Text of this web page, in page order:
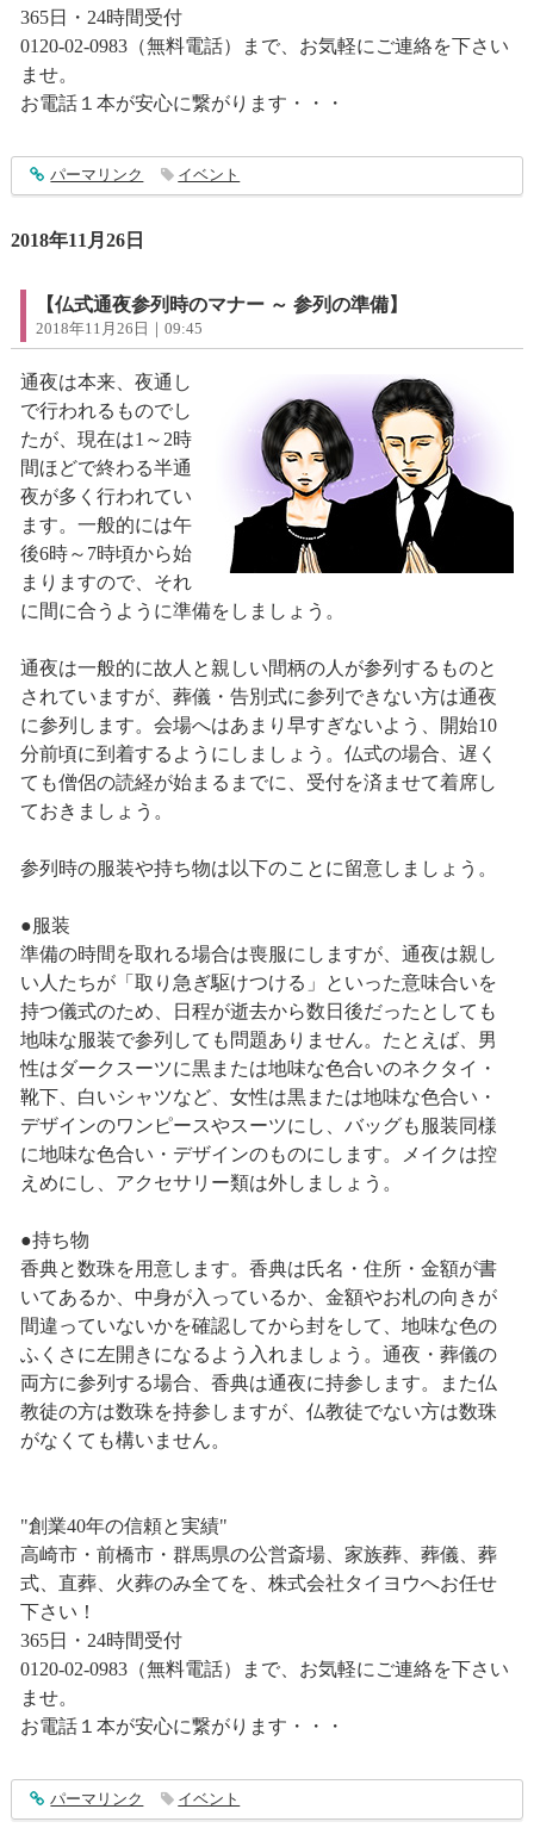
365日・24時間受付
0120-02-0983（無料電話）まで、お気軽にご連絡を下さい
ませ。
お電話１本が安心に繋がります・・・
entry1689
パーマリンク イベント
2018年11月26日
【仏式通夜参列時のマナー ～ 参列の準備】
2018年11月26日｜09:45
通夜は本来、夜通し
で行われるものでし
たが、現在は1～2時
間ほどで終わる半通
夜が多く行われてい
ます。一般的には午
後6時～7時頃から始
まりますので、それ
に間に合うように準備をしましょう。
通夜は一般的に故人と親しい間柄の人が参列するものと
されていますが、葬儀・告別式に参列できない方は通夜
に参列します。会場へはあまり早すぎないよう、開始10
分前頃に到着するようにしましょう。仏式の場合、遅く
ても僧侶の読経が始まるまでに、受付を済ませて着席し
ておきましょう。
参列時の服装や持ち物は以下のことに留意しましょう。
●服装
準備の時間を取れる場合は喪服にしますが、通夜は親し
い人たちが「取り急ぎ駆けつける」といった意味合いを
持つ儀式のため、日程が逝去から数日後だったとしても
地味な服装で参列しても問題ありません。たとえば、男
性はダークスーツに黒または地味な色合いのネクタイ・
靴下、白いシャツなど、女性は黒または地味な色合い・
デザインのワンピースやスーツにし、バッグも服装同様
に地味な色合い・デザインのものにします。メイクは控
えめにし、アクセサリー類は外しましょう。
●持ち物
香典と数珠を用意します。香典は氏名・住所・金額が書
いてあるか、中身が入っているか、金額やお札の向きが
間違っていないかを確認してから封をして、地味な色の
ふくさに左開きになるよう入れましょう。通夜・葬儀の
両方に参列する場合、香典は通夜に持参します。また仏
教徒の方は数珠を持参しますが、仏教徒でない方は数珠
がなくても構いません。
"創業40年の信頼と実績"
高崎市・前橋市・群馬県の公営斎場、家族葬、葬儀、葬
式、直葬、火葬のみ全てを、株式会社タイヨウへお任せ
下さい！
365日・24時間受付
0120-02-0983（無料電話）まで、お気軽にご連絡を下さい
ませ。
お電話１本が安心に繋がります・・・
entry1687
パーマリンク イベント